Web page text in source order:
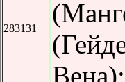
283131